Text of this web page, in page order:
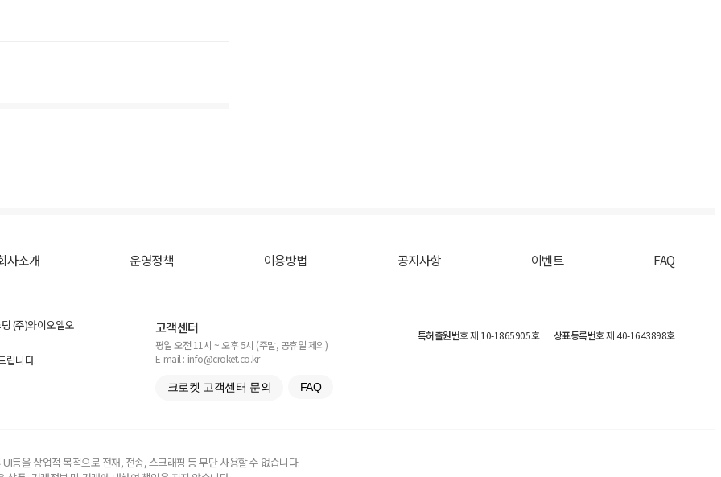
사소개 운영정책 이용방법 공지사항 이벤트 FAQ
(주)와이오엘오
립니다.
고객센터
평일 오전 11시 ~ 오후 5시 (주말, 공휴일 제외)
E-mail : info@croket.co.kr
크로켓 고객센터 문의 FAQ
특허출원번호제 10-1865905호 상표등록번호제 40-1643898호
등을 상업적 목적으로 전재, 전송, 스크래핑 등 무단 사용할 수 없습니다.